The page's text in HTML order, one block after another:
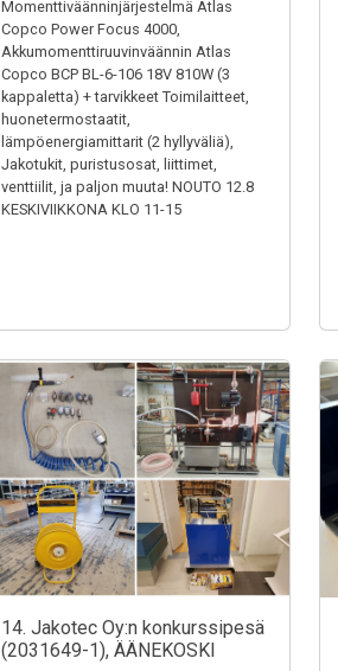
Momenttiväänninjärjestelmä Atlas
Copco Power Focus 4000,
Akkumomenttiruuvinväännin Atlas
Copco BCP BL-6-106 18V 810W (3
kappaletta) + tarvikkeet Toimilaitteet,
huonetermostaatit,
lämpöenergiamittarit (2 hyllyväliä),
Jakotukit, puristusosat, liittimet,
venttiilit, ja paljon muuta! NOUTO 12.8
KESKIVIIKKONA KLO 11-15
14. Jakotec Oy:n konkurssipesä
(2031649-1), ÄÄNEKOSKI